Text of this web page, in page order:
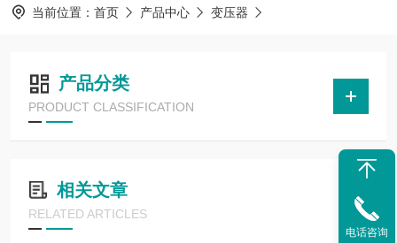
当前位置： 首页 产品中心 变压器
产品分类
PRODUCT CLASSIFICATION
相关文章
RELATED ARTICLES
电话咨询